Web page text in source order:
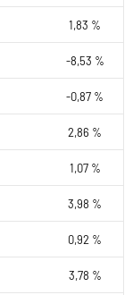
1,83 %
-8,53 %
-0,87 %
2,86 %
1,07 %
3,98 %
0,92 %
3,78 %